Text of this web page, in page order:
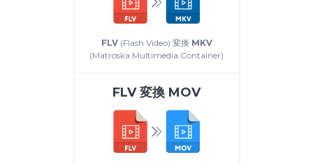
FLV(Flash Video) 変換 MKV
(Matroska Multimedia Container)
FLV変換 MOV